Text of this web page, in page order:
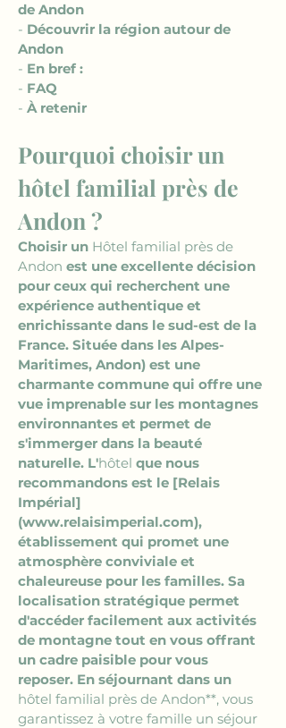
de Andon
- Découvrir la région autour de
Andon
- En bref :
- FAQ
- À retenir
Pourquoi choisir un
hôtel familial près de
Andon ?
Choisir un Hôtel familial près de
Andon est une excellente décision
pour ceux qui recherchent une
expérience authentique et
enrichissante dans le sud-est de la
France. Située dans les Alpes-
Maritimes, Andon) est une
charmante commune qui offre une
vue imprenable sur les montagnes
environnantes et permet de
s'immerger dans la beauté
naturelle. L'hôtel que nous
recommandons est le [Relais
Impérial]
(www.relaisimperial.com),
établissement qui promet une
atmosphère conviviale et
chaleureuse pour les familles. Sa
localisation stratégique permet
d'accéder facilement aux activités
de montagne tout en vous offrant
un cadre paisible pour vous
reposer. En séjournant dans un
hôtel familial près de Andon**, vous
garantissez à votre famille un séjour